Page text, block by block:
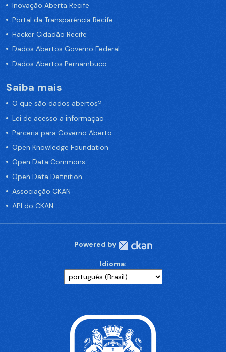
Inovação Aberta Recife
Portal da Transparência Recife
Hacker Cidadão Recife
Dados Abertos Governo Federal
Dados Abertos Pernambuco
Saiba mais
O que são dados abertos?
Lei de acesso a informação
Parceria para Governo Aberto
Open Knowledge Foundation
Open Data Commons
Open Data Definition
Associação CKAN
API do CKAN
Powered by
Idioma